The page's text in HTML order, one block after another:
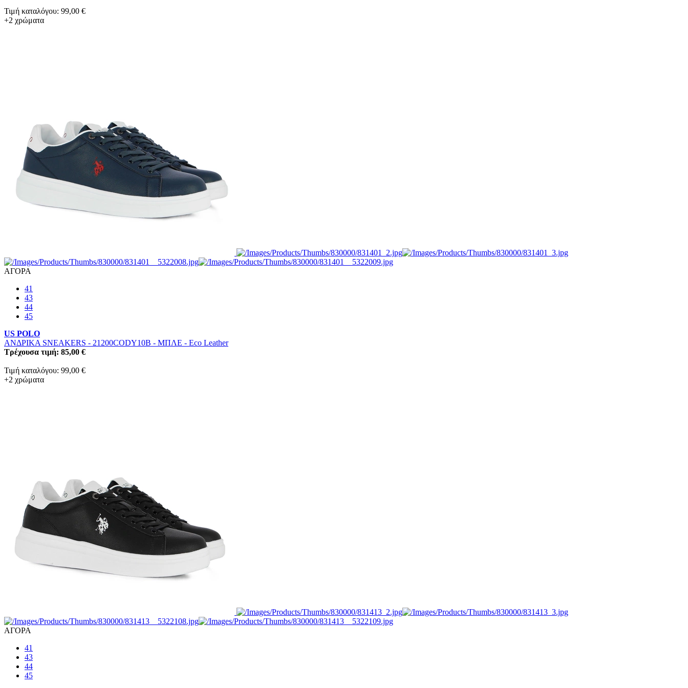
Τιμή καταλόγου: 99,00 €
+2 χρώματα
ΑΓΟΡΑ
41
43
44
45
US POLO
ΑΝΔΡΙΚΑ SNEAKERS - 21200CODY10B - ΜΠΛΕ - Eco Leather
Τρέχουσα τιμή: 85,00 €
Τιμή καταλόγου: 99,00 €
+2 χρώματα
ΑΓΟΡΑ
41
43
44
45